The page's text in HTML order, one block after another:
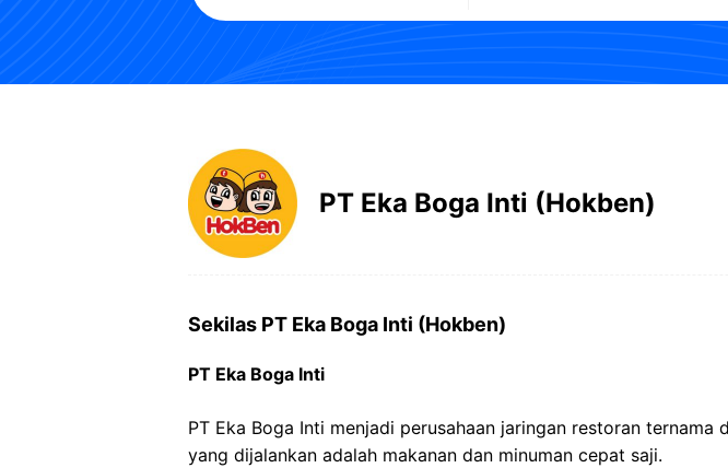
PT Eka Boga Inti (Hokben)
Sekilas PT Eka Boga Inti (Hokben)
PT Eka Boga Inti
PT Eka Boga Inti menjadi perusahaan jaringan restoran ternama
yang dijalankan adalah makanan dan minuman cepat saji.